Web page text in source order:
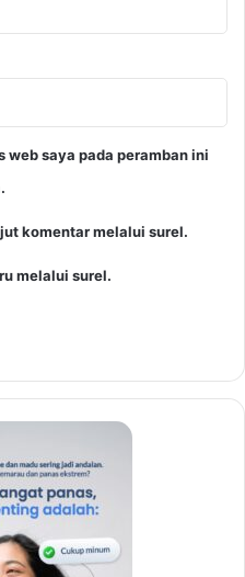
web saya pada peramban ini
komentar melalui surel.
melalui surel.